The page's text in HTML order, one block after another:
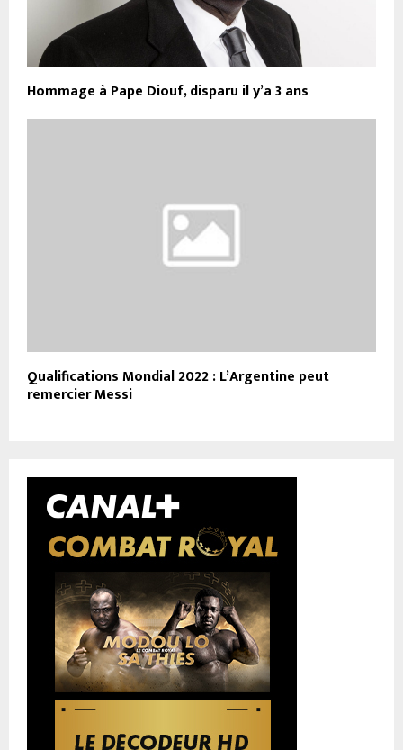
Hommage à Pape Diouf, disparu il y’a 3 ans
Qualifications Mondial 2022 : L’Argentine peut
remercier Messi